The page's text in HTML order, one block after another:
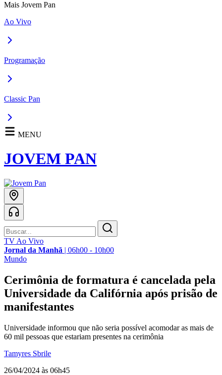
Mais Jovem Pan
Ao Vivo
Programação
Classic Pan
MENU
JOVEM PAN
TV Ao Vivo
Jornal da Manhã | 06h00 - 10h00
Mundo
Cerimônia de formatura é cancelada pela
Universidade da Califórnia após prisão de
manifestantes
Universidade informou que não seria possível acomodar as mais de
60 mil pessoas que estariam presentes na cerimônia
Tamyres Sbrile
26/04/2024 às 06h45